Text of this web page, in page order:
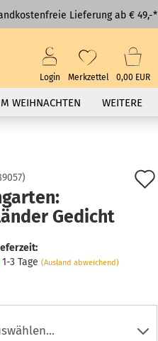
Lieferung ab € 49,-*
Login Merkzettel 0,00 EUR
WEIHNACHTEN WEITERE
)
Gedicht
1-3 Tage (Ausland abweichend)